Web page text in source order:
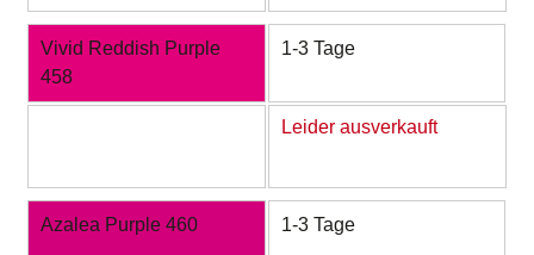
Vivid Reddish Purple
458
1-3 Tage
Leider ausverkauft
Azalea Purple 460 1-3 Tage